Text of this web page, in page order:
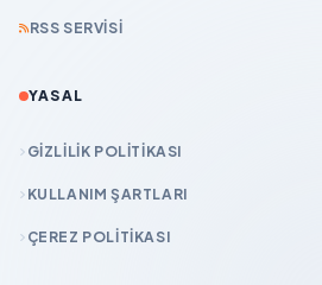
RSS SERVISI
YASAL
GIZLILIK POLITIKASI
KULLANIM ŞARTLARI
ÇEREZ POLITIKASI